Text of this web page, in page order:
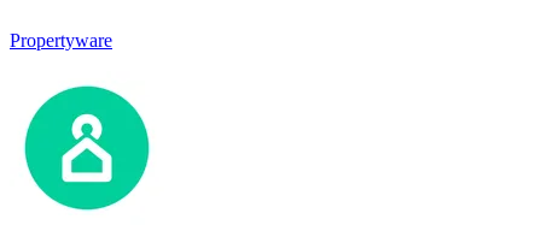
Propertyware